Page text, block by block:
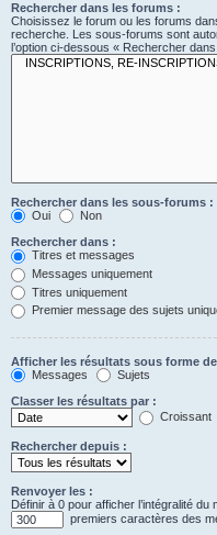
Rechercher dans les forums :
Choisissez le forum ou les forums
recherche. Les sous-forums sont
l’option ci-dessous « Rechercher
Rechercher dans les sous-forums :
Oui
Non
Rechercher dans :
Titres et messages
Messages uniquement
Titres uniquement
Premier message des sujets
Afficher les résultats sous forme
Messages
Sujets
Classer les résultats par :
Croissant
Rechercher depuis :
Renvoyer les :
Définir à 0 pour afficher l’intégralité du
premiers caractères des